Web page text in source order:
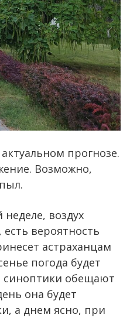
прогнозе.
Возможно,
воздух
есть вероятность
астраханцам
погода будет
синоптики обещают
она будет
а днем ясно, при